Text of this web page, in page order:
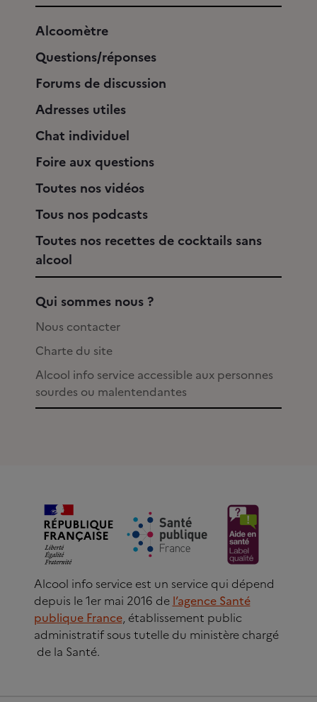
Alcoomètre
Questions/réponses
Forums de discussion
Adresses utiles
Chat individuel
Foire aux questions
Toutes nos vidéos
Tous nos podcasts
Toutes nos recettes de cocktails sans
alcool
Qui sommes nous ?
Nous contacter
Charte du site
Alcool info service accessible aux personnes
sourdes ou malentendantes
Alcool info service est un service qui dépend
depuis le 1er mai 2016 de l’agence Santé
publique France, établissement public
administratif sous tutelle du ministère chargé
de la Santé.